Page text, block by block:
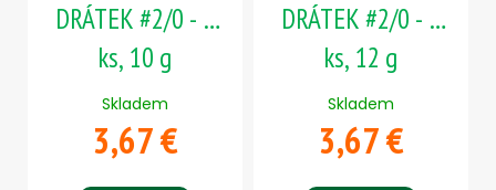
DRÁTEK #2/0 - 5
ks, 10 g
Skladem
3,67 €
DRÁTEK #2/0 - 5
ks, 12 g
Skladem
3,67 €